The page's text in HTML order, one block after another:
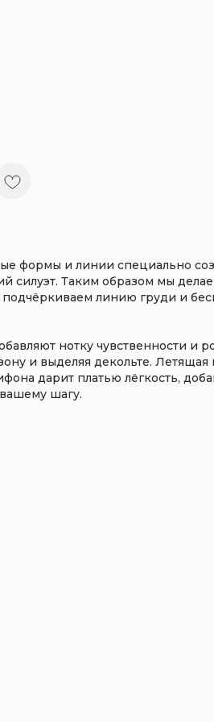
формы и линии специально
силуэт. Таким образом мы
подчёркиваем линию груди и
нотку чувственности и
и выделяя декольте. Летящая
дарит платью лёгкость,
шагу.